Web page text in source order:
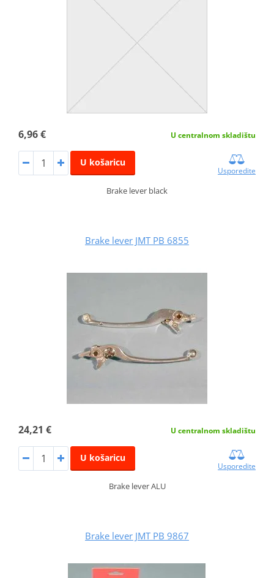
6,96 € U centralnom skladištu
U košaricu
Usporedite
Brake lever black
Brake lever JMT PB 6855
24,21 € U centralnom skladištu
U košaricu
Usporedite
Brake lever ALU
Brake lever JMT PB 9867